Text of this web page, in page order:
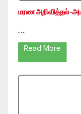
மரண அறிவித்தல்-
…
Read More